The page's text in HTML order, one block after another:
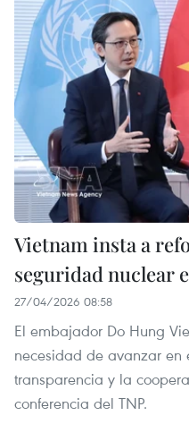
Vietnam insta a
seguridad nuclear
27/04/2026 08:58
El embajador Do Hung
necesidad de avanzar en
transparencia y la
conferencia del TNP.